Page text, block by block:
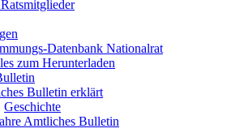
Datenbank Nationalrat
zum Herunterladen
Bulletin erklärt
Geschichte
Amtliches Bulletin